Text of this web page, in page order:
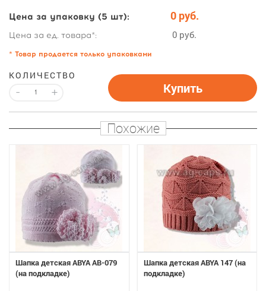
Цена за упаковку (5 шт): 0 руб.
Цена за ед. товара*: 0 руб.
* Товар продается только упаковками
КОЛИЧЕСТВО
- + Купить
Похожие
Шапка детская ABYA AB-079
(на подкладке)
Шапка детская ABYA 147 (на
подкладке)